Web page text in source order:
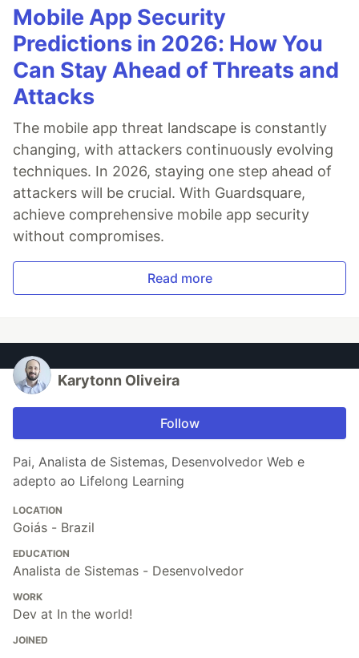
Mobile App Security
Predictions in 2026: How You
Can Stay Ahead of Threats and
Attacks
The mobile app threat landscape is constantly
changing, with attackers continuously evolving
techniques. In 2026, staying one step ahead of
attackers will be crucial. With Guardsquare,
achieve comprehensive mobile app security
without compromises.
Read more
Karytonn Oliveira
Follow
Pai, Analista de Sistemas, Desenvolvedor Web e
adepto ao Lifelong Learning
LOCATION
Goiás - Brazil
EDUCATION
Analista de Sistemas - Desenvolvedor
WORK
Dev at In the world!
JOINED